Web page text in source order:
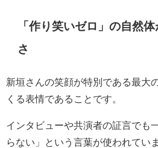
「作り笑いゼロ」の自然
さ
新垣さんの笑顔が特別である最大
くる表情であることです。
インタビューや共演者の証言でも
らない」という言葉が使われてい